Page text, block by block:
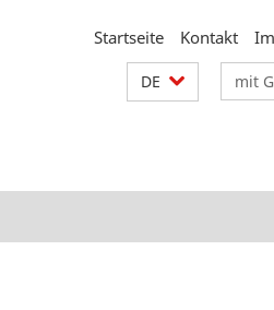
Startseite Kontakt
DE